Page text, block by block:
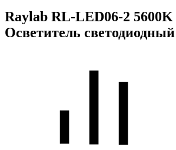
Raylab RL-LED06-2 5600K
Осветитель светодиодный